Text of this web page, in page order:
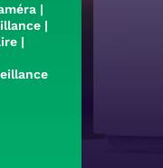
|
|
|